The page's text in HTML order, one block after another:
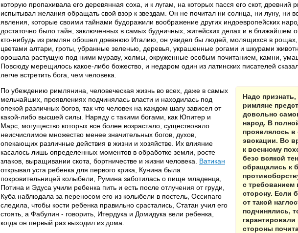
которую пропахивала его деревянная соха, и к лугам, на которых пасся его скот, древний
испытывал желания обращать свой взор к звездам. Он не почитал ни солнца, ни луну, ни
явления, которые своими тайнами будоражили воображение других индоевропейских
достаточно было тайн, заключенных в самых будничных, житейских делах и в ближайшем
кто-нибудь из римлян обошел древнюю Италию, он увидел бы людей, молящихся в
цветами алтари, гроты, убранные зеленью, деревья, украшенные рогами и шкурами
орошала растущую под ними мураву, холмы, окруженные особым почитанием, камни,
Повсюду мерещилось какое-либо божество, и недаром один из латинских писателей
легче встретить бога, чем человека.
Надо
римляне
довольно
народ. В
проявлялось в
эвокации. Во
к военному
безо всякой
обращались к
с требованием
сторону. Если
от такой
подчинялись,
стороны
По убеждению римлянина, человеческая жизнь во всех, даже в самых
мельчайших, проявлениях подчинялась власти и находилась под
опекой различных богов, так что человек на каждом шагу зависел от
какой-либо высшей силы. Наряду с такими богами, как Юпитер и
Марс, могущество которых все более возрастало, существовало
неисчислимое множество менее значительных богов, духов,
опекающих различные действия в жизни и хозяйстве. Их влияние
касалось лишь определенных моментов в обработке земли, росте
злаков, выращивании скота, бортничестве и жизни человека. Ватикан
открывал уста ребенка для первого крика, Кунина была
покровительницей колыбели, Румина заботилась о пище младенца,
Потина и Эдуса учили ребенка пить и есть после отлучения от груди,
Куба наблюдала за переносом его из колыбели в постель, Оссипаго
следила, чтобы кости ребенка правильно срастались, Статан учил его
стоять, а Фабулин - говорить, Итердука и Домидука вели ребенка,
когда он первый раз выходил из дома.